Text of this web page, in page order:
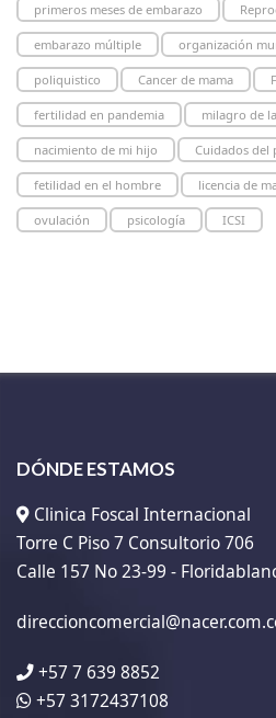
primeros meses de embarazo
embarazo múltiple organización
poliquistico Cancer de mama
fertilidad en pandemia milagro de
nacimiento de mi hijo Cuidados del
fetilidad en el hombre licencia de
ovulación psicología ICSI
DÓNDE ESTAMOS
Clinica Foscal Internacional
Torre C Piso 7 Consultorio 706
Calle 157 No 23-99 -
+57 7 639 8852
+57 3172437108